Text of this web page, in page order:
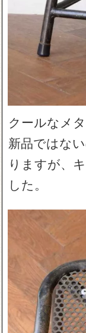
クールなメ
新品ではな
りますが、
した。